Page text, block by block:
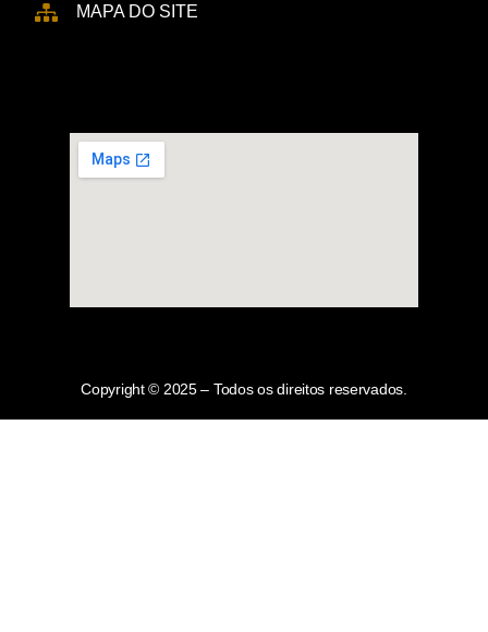
MAPA DO SITE
Copyright © 2025 – Todos os direitos reservados.